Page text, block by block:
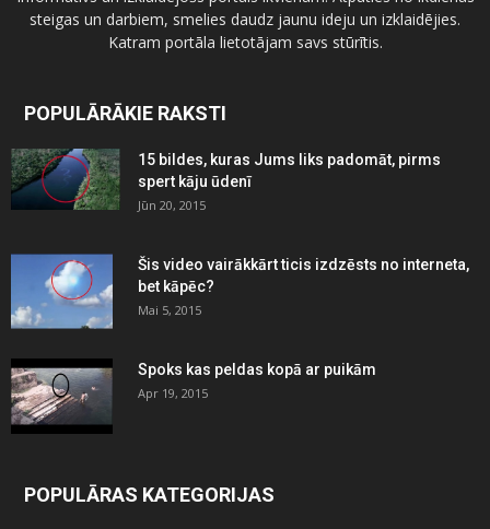
steigas un darbiem, smelies daudz jaunu ideju un izklaidējies.
Katram portāla lietotājam savs stūrītis.
POPULĀRĀKIE RAKSTI
15 bildes, kuras Jums liks padomāt, pirms
spert kāju ūdenī
Jūn 20, 2015
Šis video vairākkārt ticis izdzēsts no interneta,
bet kāpēc?
Mai 5, 2015
Spoks kas peldas kopā ar puikām
Apr 19, 2015
POPULĀRAS KATEGORIJAS